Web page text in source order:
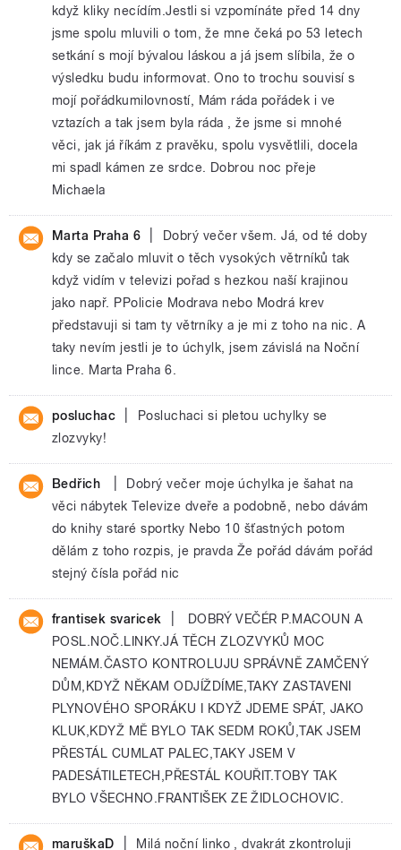
když kliky necídím.Jestli si vzpomínáte před 14 dny
jsme spolu mluvili o tom, že mne čeká po 53 letech
setkání s mojí bývalou láskou a já jsem slíbila, že o
výsledku budu informovat. Ono to trochu souvisí s
mojí pořádkumilovností, Mám ráda pořádek i ve
vztazích a tak jsem byla ráda , že jsme si mnohé
věci, jak já říkám z pravěku, spolu vysvětlili, docela
mi spadl kámen ze srdce. Dobrou noc přeje
Michaela
Marta Praha 6
Dobrý večer všem. Já, od té doby
kdy se začalo mluvit o těch vysokých větrníků tak
když vidím v televizi pořad s hezkou naší krajinou
jako např. PPolicie Modrava nebo Modrá krev
představuji si tam ty větrníky a je mi z toho na nic. A
taky nevím jestli je to úchylk, jsem závislá na Noční
lince. Marta Praha 6.
posluchac
Posluchaci si pletou uchylky se
zlozvyky!
Bedřich
Dobrý večer moje úchylka je šahat na
věci nábytek Televize dveře a podobně, nebo dávám
do knihy staré sportky Nebo 10 šťastných potom
dělám z toho rozpis, je pravda Že pořád dávám pořád
stejný čísla pořád nic
frantisek svaricek
DOBRÝ VEČÉR P.MACOUN A
POSL.NOČ.LINKY.JÁ TĚCH ZLOZVYKŮ MOC
NEMÁM.ČASTO KONTROLUJU SPRÁVNĚ ZAMČENÝ
DŮM,KDYŽ NĚKAM ODJÍŽDÍME,TAKY ZASTAVENI
PLYNOVÉHO SPORÁKU I KDYŽ JDEME SPÁT, JAKO
KLUK,KDYŽ MĚ BYLO TAK SEDM ROKŮ,TAK JSEM
PŘESTÁL CUMLAT PALEC,TAKY JSEM V
PADESÁTILETECH,PŘESTÁL KOUŘIT.TOBY TAK
BYLO VŠECHNO.FRANTIŠEK ZE ŽIDLOCHOVIC.
maruškaD
Milá noční linko , dvakrát zkontroluji